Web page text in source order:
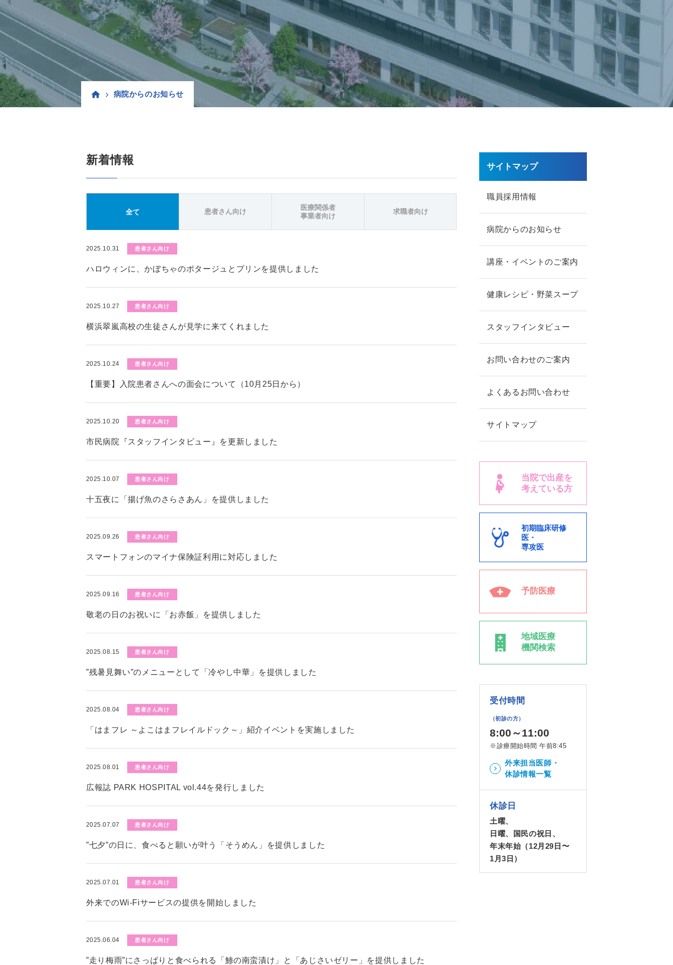
病院からのお知らせ
新着情報
全て 患者さん向け
医療関係者
事業者向け
求職者向け
2025.10.31 患者さん向け
ハロウィンに、かぼちゃのポタージュとプリンを提供しました
2025.10.27 患者さん向け
横浜翠嵐高校の生徒さんが見学に来てくれました
2025.10.24 患者さん向け
【重要】入院患者さんへの面会について（10月25日から）
2025.10.20 患者さん向け
市民病院『スタッフインタビュー』を更新しました
2025.10.07 患者さん向け
十五夜に「揚げ魚のさらさあん」を提供しました
2025.09.26 患者さん向け
スマートフォンのマイナ保険証利用に対応しました
2025.09.16 患者さん向け
敬老の日のお祝いに「お赤飯」を提供しました
2025.08.15 患者さん向け
”残暑見舞い”のメニューとして「冷やし中華」を提供しました
2025.08.04 患者さん向け
「はまフレ ～よこはまフレイルドック～」紹介イベントを実施しました
2025.08.01 患者さん向け
広報誌 PARK HOSPITAL vol.44を発行しました
2025.07.07 患者さん向け
”七夕”の日に、食べると願いが叶う「そうめん」を提供しました
2025.07.01 患者さん向け
外来でのWi-Fiサービスの提供を開始しました
2025.06.04 患者さん向け
”走り梅雨”にさっぱりと食べられる「鯵の南蛮漬け」と「あじさいゼリー」を提供しました
サイトマップ
職員採用情報
病院からのお知らせ
講座・イベントのご案内
健康レシピ・野菜スープ
スタッフインタビュー
お問い合わせのご案内
よくあるお問い合わせ
サイトマップ
当院で出産を
考えている方
初期臨床研修
医・
専攻医
予防医療
地域医療
機関検索
受付時間
（初診の方）
8:00～11:00
※診療開始時間 午前8:45
外来担当医師・
休診情報一覧
休診日
土曜、
日曜、国民の祝日、
年末年始（12月29日〜
1月3日）